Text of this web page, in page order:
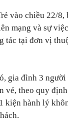
vào chiều 22/8,
mạng và sự
tác tại đơn vị
gia đình 3 người
vé, theo quy
kiện hành lý